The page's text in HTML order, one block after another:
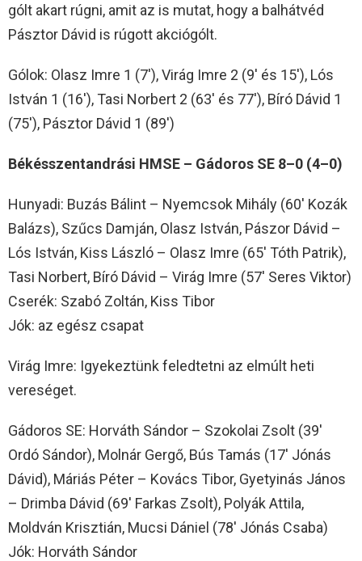
gólt akart rúgni, amit az is mutat, hogy a balhátvéd
Pásztor Dávid is rúgott akciógólt.
Gólok: Olasz Imre 1 (7′), Virág Imre 2 (9′ és 15′), Lós
István 1 (16′), Tasi Norbert 2 (63′ és 77′), Bíró Dávid 1
(75′), Pásztor Dávid 1 (89′)
Békésszentandrási HMSE – Gádoros SE 8–0 (4–0)
Hunyadi: Buzás Bálint – Nyemcsok Mihály (60′ Kozák
Balázs), Szűcs Damján, Olasz István, Pászor Dávid –
Lós István, Kiss László – Olasz Imre (65′ Tóth Patrik),
Tasi Norbert, Bíró Dávid – Virág Imre (57′ Seres Viktor)
Cserék: Szabó Zoltán, Kiss Tibor
Jók: az egész csapat
Virág Imre: Igyekeztünk feledtetni az elmúlt heti
vereséget.
Gádoros SE: Horváth Sándor – Szokolai Zsolt (39′
Ordó Sándor), Molnár Gergő, Bús Tamás (17′ Jónás
Dávid), Máriás Péter – Kovács Tibor, Gyetyinás János
– Drimba Dávid (69′ Farkas Zsolt), Polyák Attila,
Moldván Krisztián, Mucsi Dániel (78′ Jónás Csaba)
Jók: Horváth Sándor